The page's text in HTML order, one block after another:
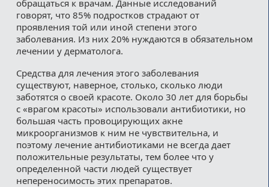
обращаться к врачам. Данные исследований
говорят, что 85% подростков страдают от
проявления той или иной степени этого
заболевания. Из них 20% нуждаются в обязательном
лечении у дерматолога.
Средства для лечения этого заболевания
существуют, наверное, столько, сколько люди
заботятся о своей красоте. Около 30 лет для борьбы
с «врагом красоты» использовали антибиотики, но
большая часть провоцирующих акне
микроорганизмов к ним не чувствительна, и
поэтому лечение антибиотиками не всегда дает
положительные результаты, тем более что у
определенной части людей существует
непереносимость этих препаратов.